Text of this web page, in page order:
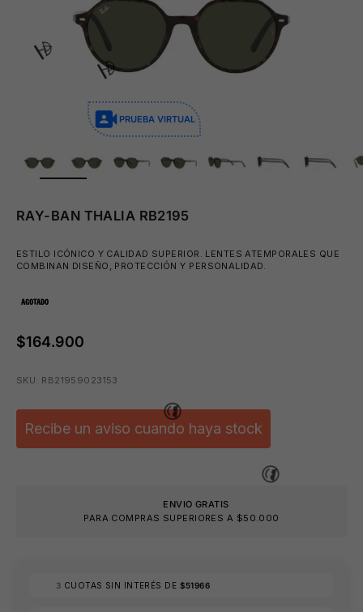
PRUEBA VIRTUAL
ZOOM
RAY-BAN THALIA RB2195
ESTILO ICÓNICO Y CALIDAD SUPERIOR. LENTES ATEMPORALES QUE
COMBINAN DISEÑO, PROTECCIÓN Y PERSONALIDAD.
AGOTADO
$164.900
SKU: RB21959023153
Recibe un aviso cuando haya stock
ENVIO GRATIS
PARA COMPRAS SUPERIORES A $50.000
3 CUOTAS SIN INTERÉS DE $51966
⛱️